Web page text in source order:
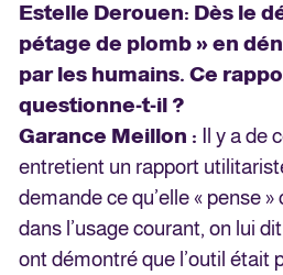
Estelle Derouen: Dès le
pétage de plomb » en
par les humains. Ce
questionne-t-il ?
Garance Meillon :
Il y a de
entretient un rapport
demande ce qu’elle « pense
dans l’usage courant, on lui
ont démontré que l’outil était